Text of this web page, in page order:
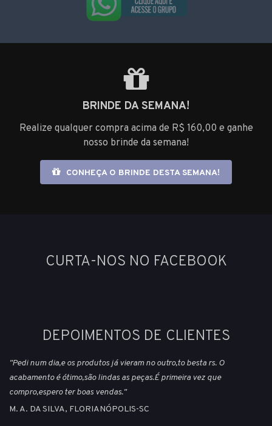
BRINDE DA SEMANA!
Realize qualquer compra acima de R$ 160,00 e ganhe
nosso brinde da semana!
CONHEÇA O BRINDE DESTA SEMANA!
CURTA-NOS NO FACEBOOK
DEPOIMENTOS DE CLIENTES
"Pedi num dia,e os produtos já vieram no outro,to besta rs. O
acabamento é ótimo,são lindas as peças.É primeira vez que
compro,espero ter boas vendas."
M. A. DA SILVA, FLORIANÓPOLIS-SC